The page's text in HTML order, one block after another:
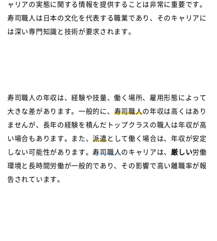
ャリアの実態に関する情報を提供することは非常に重要です。
寿司職人は日本の文化を代表する職業であり、そのキャリアに
は深い専門知識と技術が要求されます。
寿司職人の年収は、経験や技量、働く場所、雇用形態によって
大きな差があります。一般的に、 寿司職人の年収は高くはあり
ませんが、長年の経験を積んだトップクラスの職人は年収が高
い場合もあります。また、派遣として働く場合は、年収が安定
しない可能性があります。寿司職人のキャリアは、 厳しい労働
環境と長時間労働が一般的であり、その影響で高い離職率が報
告されています。